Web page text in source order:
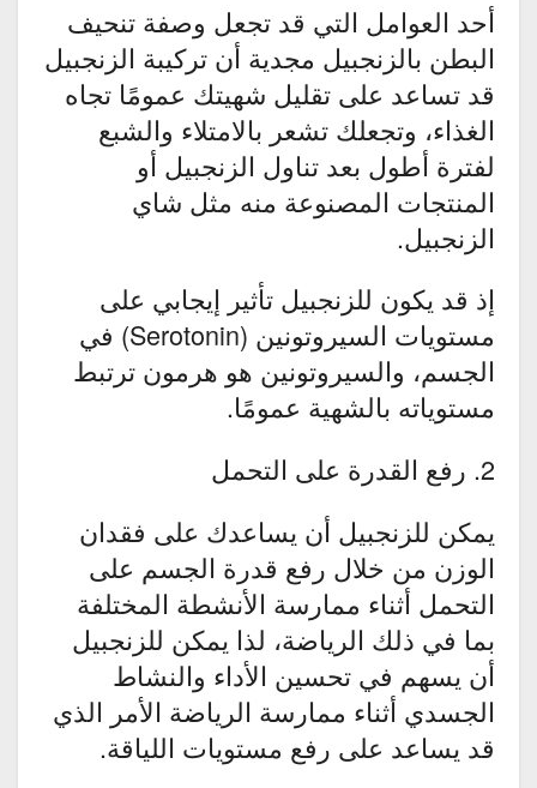
أحد العوامل التي قد تجعل وصفة تنحيف
البطن بالزنجبيل مجدية أن تركيبة الزنجبيل
قد تساعد على تقليل شهيتك عمومًا تجاه
الغذاء، وتجعلك تشعر بالامتلاء والشبع
لفترة أطول بعد تناول الزنجبيل أو
المنتجات المصنوعة منه مثل شاي
الزنجبيل.
إذ قد يكون للزنجبيل تأثير إيجابي على
مستويات السيروتونين (Serotonin) في
الجسم، والسيروتونين هو هرمون ترتبط
مستوياته بالشهية عمومًا.
2. رفع القدرة على التحمل
يمكن للزنجبيل أن يساعدك على فقدان
الوزن من خلال رفع قدرة الجسم على
التحمل أثناء ممارسة الأنشطة المختلفة
بما في ذلك الرياضة، لذا يمكن للزنجبيل
أن يسهم في تحسين الأداء والنشاط
الجسدي أثناء ممارسة الرياضة الأمر الذي
قد يساعد على رفع مستويات اللياقة.